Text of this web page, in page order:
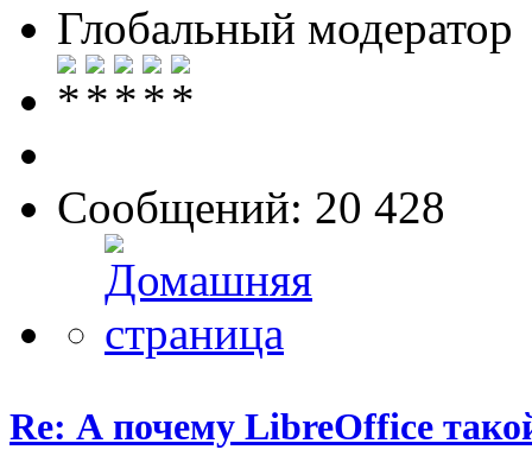
Глобальный модератор
Сообщений: 20 428
Re: А почему LibreOffice